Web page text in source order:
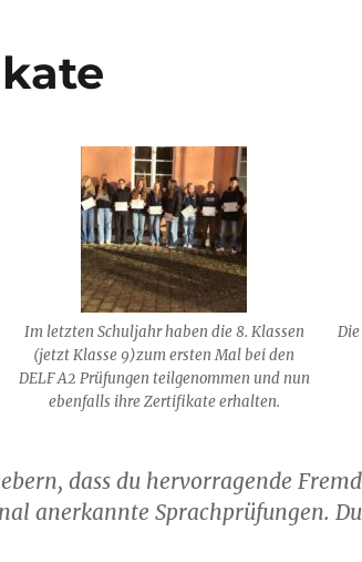
Im letzten Schuljahr haben die 8. Klassen
(jetzt Klasse 9)zum ersten Mal bei den
DELF A2 Prüfungen teilgenommen und nun
ebenfalls ihre Zertifikate erhalten.
dass du hervorragende
anerkannte Sprachprüfungen.